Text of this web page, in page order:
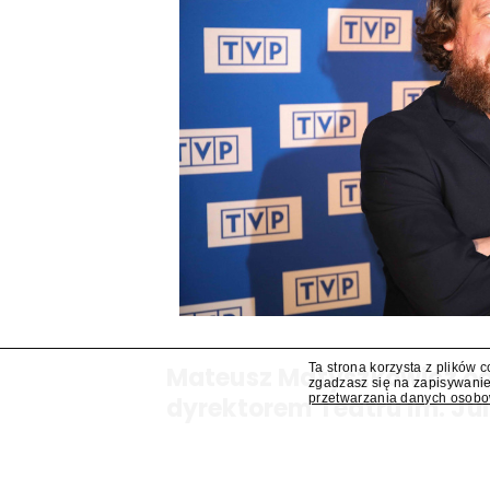
Mateusz Matyszkowicz
dyrektorem Teatru im.
Ta strona korzysta z plików
zgadzasz się na
przetwarzania danych